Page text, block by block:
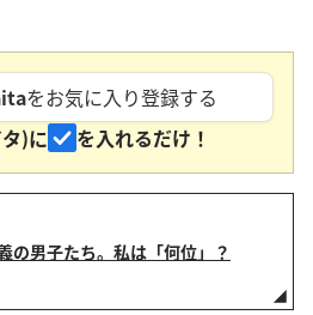
をお気に入り登録する
)に
を入れるだけ！
の男子たち。私は「何位」？